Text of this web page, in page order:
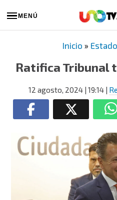
MENÚ
Inicio »
Ratifica Tribunal
12 agosto, 2024 | 19:14 |